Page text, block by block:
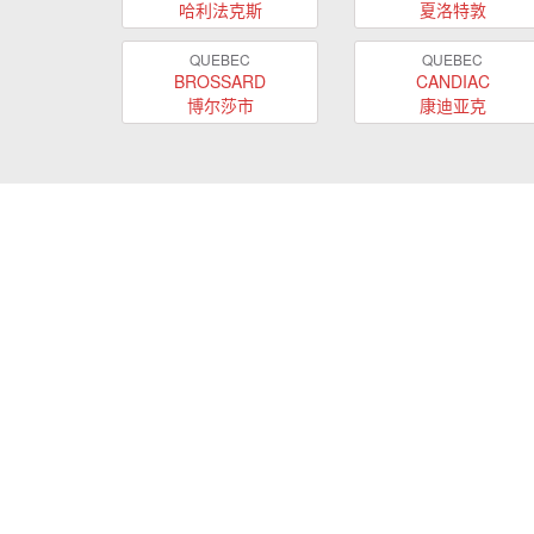
哈利法克斯
夏洛特敦
QUEBEC
BROSSARD
博尔莎市
QUEBEC
CANDIAC
康迪亚克